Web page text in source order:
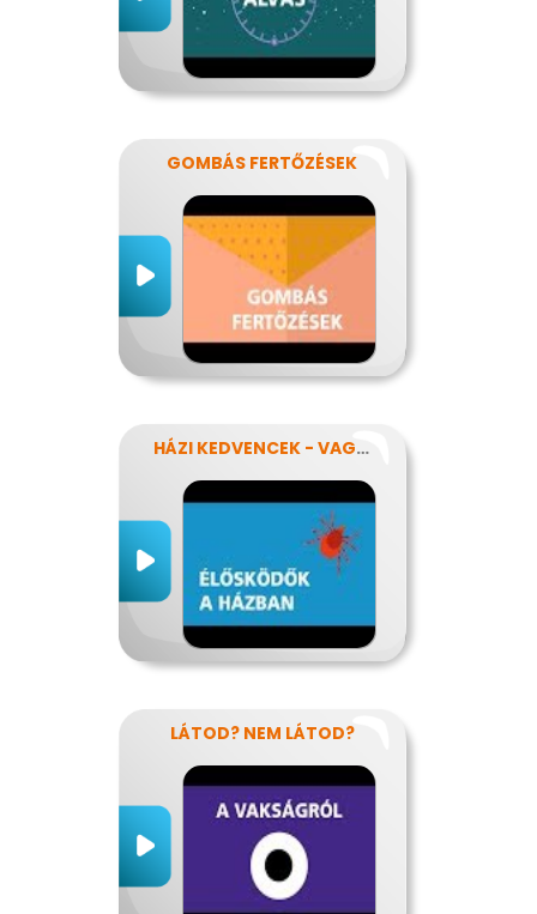
GOMBÁS FERTŐZÉSEK
HÁZI KEDVENCEK - VAGY MÉGSEM
LÁTOD? NEM LÁTOD?